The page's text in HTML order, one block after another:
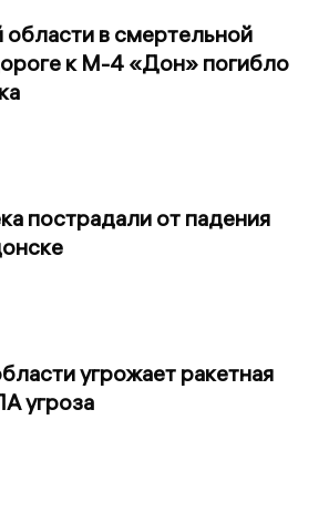
в смертельной
к М-4 «Дон» погибло
пострадали от падения
угрожает ракетная
угроза